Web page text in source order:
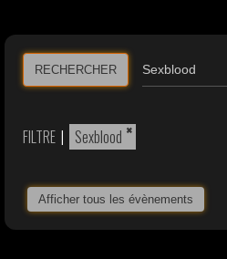
RECHERCHER
FILTRE | ×
Sexblood
Afficher tous les évènements